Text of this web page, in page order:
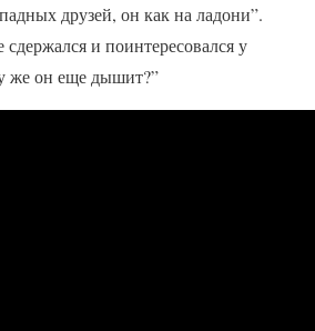
друзей, он как на ладони”.
и поинтересовался у
же он еще дышит?”